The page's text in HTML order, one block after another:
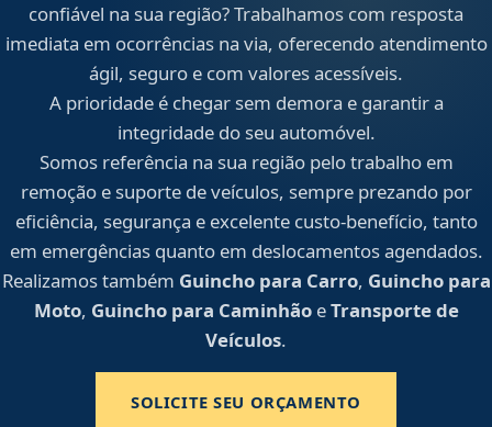
confiável na sua região? Trabalhamos com resposta
imediata em ocorrências na via, oferecendo atendimento
ágil, seguro e com valores acessíveis.
A prioridade é chegar sem demora e garantir a
integridade do seu automóvel.
Somos referência na sua região pelo trabalho em
remoção e suporte de veículos, sempre prezando por
eficiência, segurança e excelente custo-benefício, tanto
em emergências quanto em deslocamentos agendados.
Realizamos também Guincho para Carro, Guincho para
Moto, Guincho para CaminhãoeTransporte de
Veículos.
SOLICITE SEU ORÇAMENTO